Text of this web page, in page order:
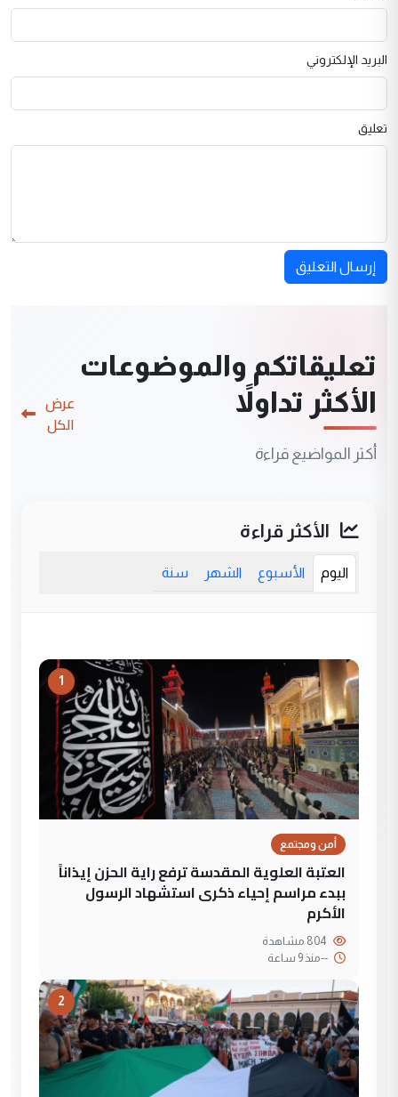
البريد الإلكتروني
تعليق
إرسال التعليق
تعليقاتكم والموضوعات
الأكثر تداولاً
أكثر المواضيع قراءة
عرض
الكل
الأكثر قراءة
اليوم الأسبوع الشهر سنة
1
أمن ومجتمع
العتبة العلوية المقدسة ترفع راية الحزن إيذاناً
ببدء مراسم إحياء ذكرى استشهاد الرسول
الأكرم
--منذ 9 ساعة
2